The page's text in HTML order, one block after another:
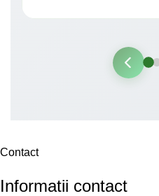
Contact
Informatii contact